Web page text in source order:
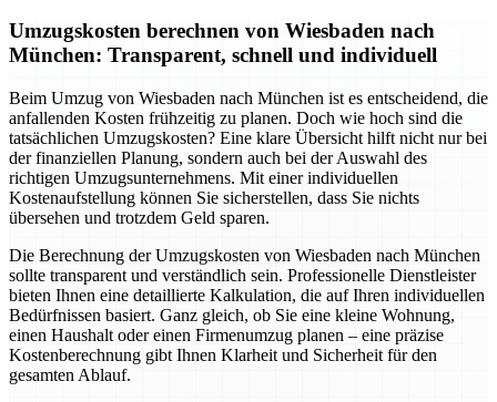
Umzugskosten berechnen von Wiesbaden nach
München: Transparent, schnell und individuell
Beim Umzug von Wiesbaden nach München ist es entscheidend, die
anfallenden Kosten frühzeitig zu planen. Doch wie hoch sind die
tatsächlichen Umzugskosten? Eine klare Übersicht hilft nicht nur bei
der finanziellen Planung, sondern auch bei der Auswahl des
richtigen Umzugsunternehmens. Mit einer individuellen
Kostenaufstellung können Sie sicherstellen, dass Sie nichts
übersehen und trotzdem Geld sparen.
Die Berechnung der Umzugskosten von Wiesbaden nach München
sollte transparent und verständlich sein. Professionelle Dienstleister
bieten Ihnen eine detaillierte Kalkulation, die auf Ihren individuellen
Bedürfnissen basiert. Ganz gleich, ob Sie eine kleine Wohnung,
einen Haushalt oder einen Firmenumzug planen – eine präzise
Kostenberechnung gibt Ihnen Klarheit und Sicherheit für den
gesamten Ablauf.